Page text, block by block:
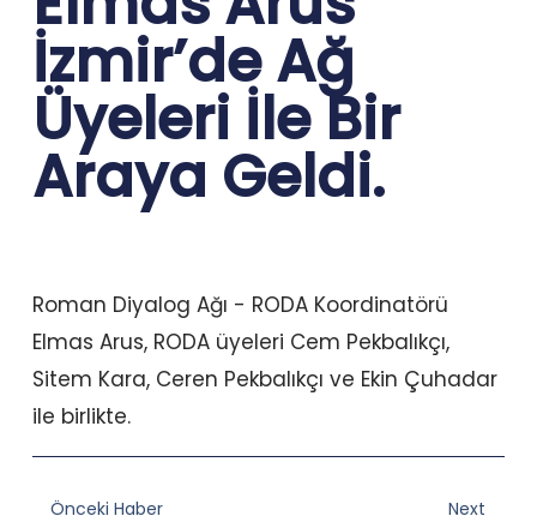
İzmir’de Ağ
Üyeleri İle Bir
Araya Geldi.
Roman Diyalog Ağı - RODA Koordinatörü
Elmas Arus, RODA üyeleri Cem Pekbalıkçı,
Sitem Kara, Ceren Pekbalıkçı ve Ekin Çuhadar
ile birlikte.
Önceki Haber
Next